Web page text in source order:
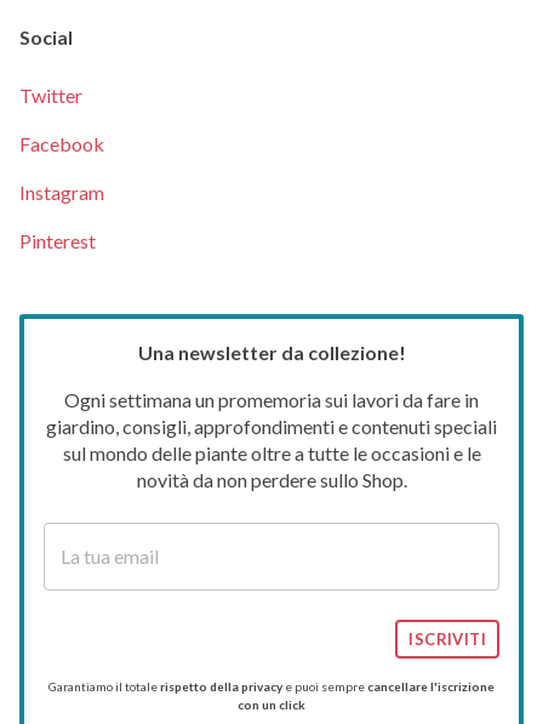
Social
Twitter
Facebook
Instagram
Pinterest
Una newsletter da collezione!
Ogni settimana un promemoria sui lavori da fare in
giardino, consigli, approfondimenti e contenuti speciali
sul mondo delle piante oltre a tutte le occasioni e le
novità da non perdere sullo Shop.
ISCRIVITI
Garantiamo il totalerispetto della privacy e puoi semprecancellare l'iscrizione
con un click